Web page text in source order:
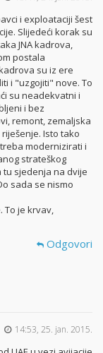
i exploataciji šest
Slijedeći korak su
JNA kadrova,
postala
su iz ere
i "uzgojiti" nove. To
su neadekvatni i
i bez
remont, zemaljska
Isto tako
modernizirati i
strateškog
tu sjedenja na dvije
sada se nismo
To je krvav,
Odgovori
14:53, 25. jan. 2015.